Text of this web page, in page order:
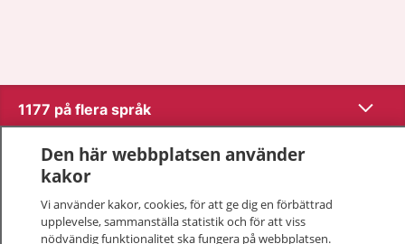
1177 på flera språk Visa
Om 1177
Kontakt
Den här webbplatsen använder
kakor
Vi använder kakor, cookies, för att ge dig en förbättrad
upplevelse, sammanställa statistik och för att viss
nödvändig funktionalitet ska fungera på webbplatsen.